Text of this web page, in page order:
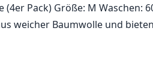
(4er Pack) Größe: M Waschen:
weicher Baumwolle und